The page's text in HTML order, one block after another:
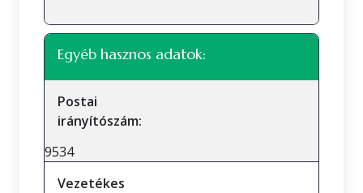
Egyéb hasznos adatok:
Postai
irányítószám:
9534
Vezetékes